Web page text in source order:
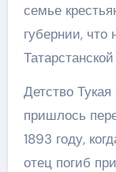
семье
губернии,
Детство
пришлось
1893 году,
отец погиб